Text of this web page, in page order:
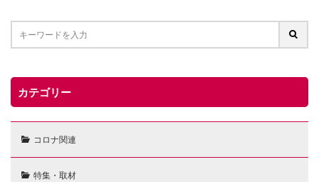
カテゴリー
コロナ関連
特集・取材